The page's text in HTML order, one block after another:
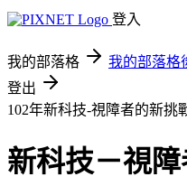
登入
我的部落格 我的部落格
登出
102年新科技-視障者的新挑
新科技－視